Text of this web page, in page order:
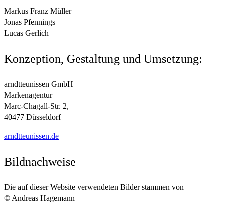
Markus Franz Müller
Jonas Pfennings
Lucas Gerlich
Konzeption, Gestaltung und Umsetzung:
arndtteunissen GmbH
Markenagentur
Marc-Chagall-Str. 2,
40477 Düsseldorf
arndtteunissen.de
Bildnachweise
Die auf dieser Website verwendeten Bilder stammen von
© Andreas Hagemann